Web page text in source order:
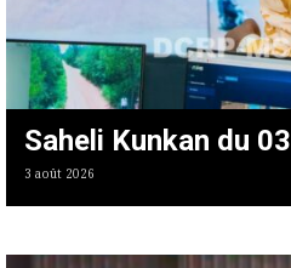
Saheli Kunkan du
3 août 2026